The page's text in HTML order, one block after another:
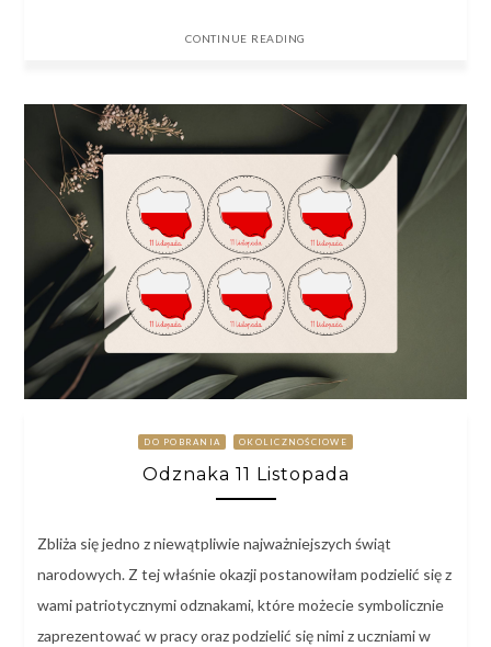
CONTINUE READING
DO POBRANIA OKOLICZNOŚCIOWE
Odznaka 11 Listopada
Zbliża się jedno z niewątpliwie najważniejszych świąt
narodowych. Z tej właśnie okazji postanowiłam podzielić się z
wami patriotycznymi odznakami, które możecie symbolicznie
zaprezentować w pracy oraz podzielić się nimi z uczniami w